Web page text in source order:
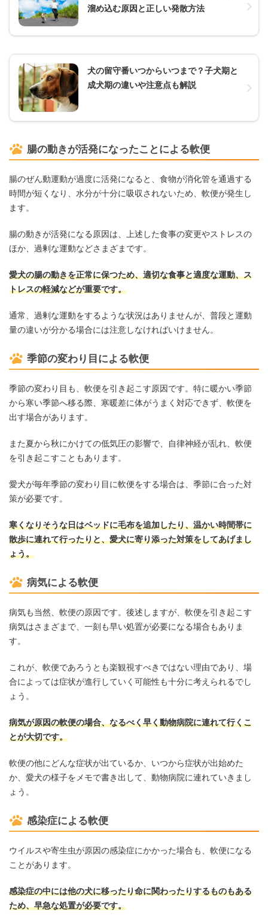
溜め込む原因と正しい発散方法
犬の留守番いつからいつまで？子犬期と
成犬期の違いや注意点も解説
腸の動きが活発になったことによる軟便
腸のぜん動運動が過度に活発になると、食物が消化管を通過する
時間が短くなり、水分が十分に吸収されないため、軟便が発生し
ます。
腸の動きが活発になる原因は、上述した食事の変更やストレスの
ほか、過剰な運動などさまざまです。
愛犬の腸の動きを正常に保つため、適切な食事と適度な運動、ス
トレスの軽減などが重要です。
通常、過剰な運動をするような状況はありませんが、普段と運動
量の違いが分かる場合には注意しなければいけません。
季節の変わり目による軟便
季節の変わり目も、軟便を引き起こす原因です。特に暖かい季節
から寒い季節へ移る際、寒暖差に体がうまく対応できず、軟便を
出す場合があります。
また夏から秋にかけての低気圧の影響で、自律神経が乱れ、軟便
を引き起こすこともあります。
愛犬が毎年季節の変わり目に軟便をする場合は、季節に合った対
策が必要です。
寒くなりそうな日はベッドに毛布を追加したり、温かい時間帯に
散歩に連れて行ったりと、愛犬に寄り添った対策をしてあげまし
ょう。
病気による軟便
病気も当然、軟便の原因です。後述しますが、軟便を引き起こす
病気はさまざまで、一刻も早い処置が必要になる場合もありま
す。
これが、軟便であろうとも楽観視すべきではない理由であり、場
合によっては症状が進行していく可能性も十分に考えられるでし
ょう。
病気が原因の軟便の場合、なるべく早く動物病院に連れて行くこ
とが大切です。
軟便の他にどんな症状が出ているか、いつから症状が出始めた
か、愛犬の様子をメモで書き出して、動物病院に連れていきまし
ょう。
感染症による軟便
ウイルスや寄生虫が原因の感染症にかかった場合も、軟便になる
ことがあります。
感染症の中には他の犬に移ったり命に関わったりするものもある
ため、早急な処置が必要です。